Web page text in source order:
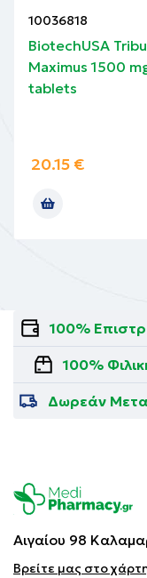
10036818
BiotechUSA
Maximus 1500
tablets
20.15 €
100%
100%
Δωρεάν
Αιγαίου 98
Βρείτε μας στο